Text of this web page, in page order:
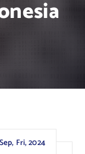
Sep, Fri, 2024